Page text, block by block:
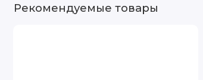
Рекомендуемые товары